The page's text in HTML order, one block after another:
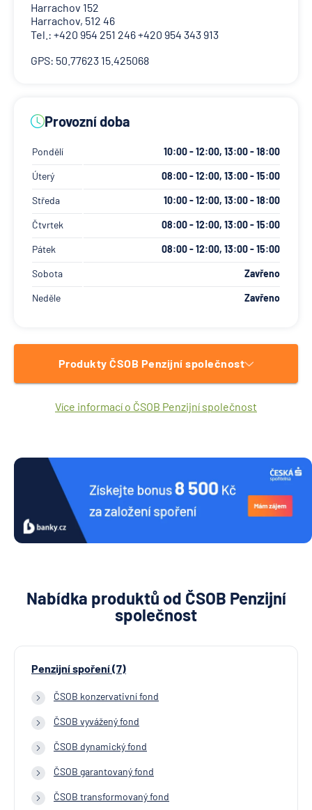
Harrachov 152
Harrachov, 512 46
Tel.: +420 954 251 246 +420 954 343 913
GPS: 50.77623 15.425068
Provozní doba
Pondělí 10:00 - 12:00, 13:00 - 18:00
Úterý 08:00 - 12:00, 13:00 - 15:00
Středa 10:00 - 12:00, 13:00 - 18:00
Čtvrtek 08:00 - 12:00, 13:00 - 15:00
Pátek 08:00 - 12:00, 13:00 - 15:00
Sobota Zavřeno
Neděle Zavřeno
Produkty ČSOB Penzijní společnost
Více informací o ČSOB Penzijní společnost
Nabídka produktů od ČSOB Penzijní
společnost
Penzijní spoření (7)
ČSOB konzervativní fond
ČSOB vyvážený fond
ČSOB dynamický fond
ČSOB garantovaný fond
ČSOB transformovaný fond